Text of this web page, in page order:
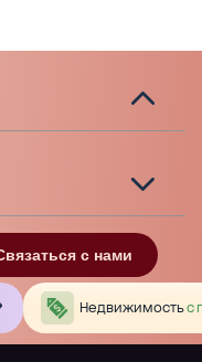
с нами
Недвижимостьс